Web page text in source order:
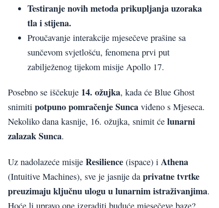
Testiranje novih metoda prikupljanja uzoraka
tla i stijena.
Proučavanje interakcije mjesečeve prašine sa
sunčevom svjetlošću, fenomena prvi put
zabilježenog tijekom misije Apollo 17.
Posebno se iščekuje 14. ožujka, kada će Blue Ghost
snimiti potpuno pomračenje Sunca viđeno s Mjeseca.
Nekoliko dana kasnije, 16. ožujka, snimit će lunarni
zalazak Sunca.
Uz nadolazeće misije Resilience (ispace) i Athena
(Intuitive Machines), sve je jasnije da privatne tvrtke
preuzimaju ključnu ulogu u lunarnim istraživanjima.
Hoće li upravo one izgraditi buduće mjesečeve baze?